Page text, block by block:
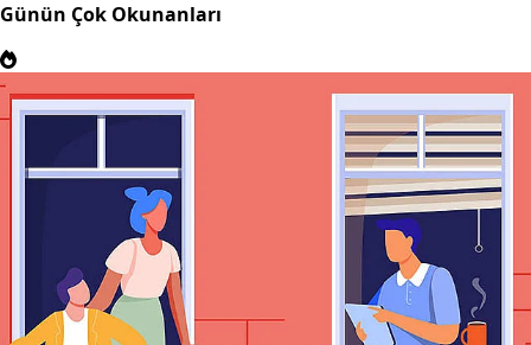
Günün Çok Okunanları